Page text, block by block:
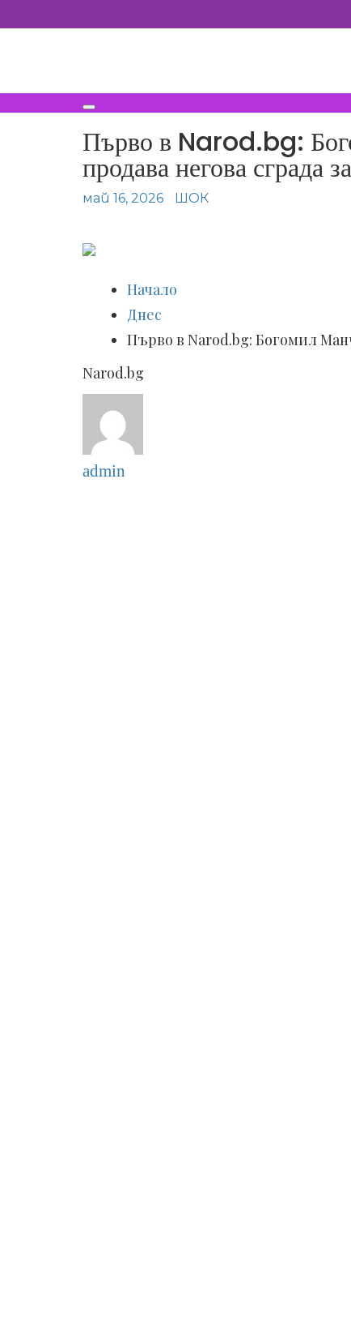
to
Първо в Narod.bg:
продава негова сграда
май 16, 2026 ШОК
Начало
Днес
Първо в Narod.bg: Богомил
Narod.bg
admin